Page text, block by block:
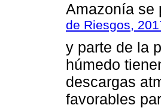
Amazonía se
de Riesgos,
y parte de la
húmedo
descargas
favorables